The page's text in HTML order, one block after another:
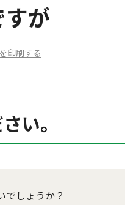
が
印刷する
い。
でしょうか？